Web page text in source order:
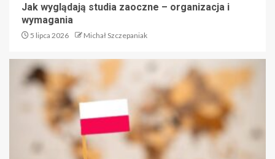
Jak wyglądają studia zaoczne – organizacja i
wymagania
5 lipca 2026 Michał Szczepaniak